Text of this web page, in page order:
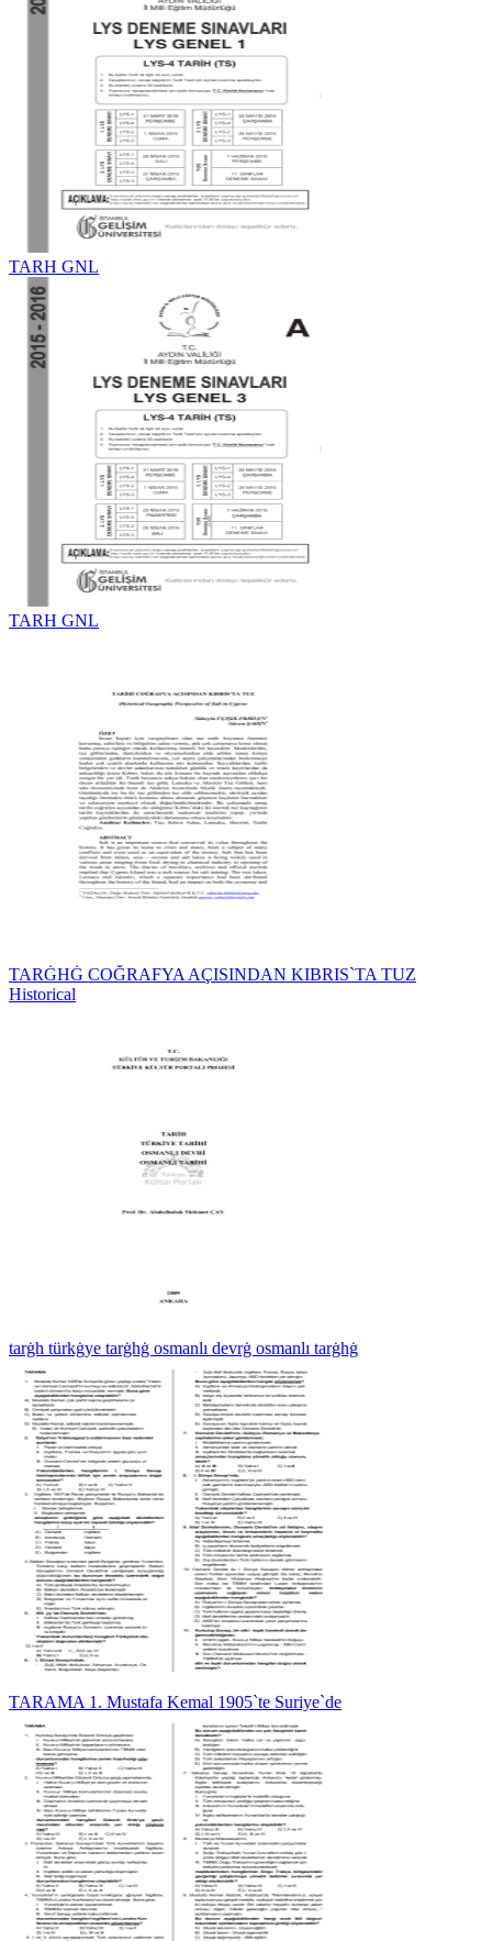
TARH GNL
TARH GNL
TARĠHĠ COĞRAFYA AÇISINDAN KIBRIS`TA TUZ
Historical
tarġh türkġye tarġhġ osmanlı devrġ osmanlı tarġhġ
TARAMA 1. Mustafa Kemal 1905`te Suriye`de